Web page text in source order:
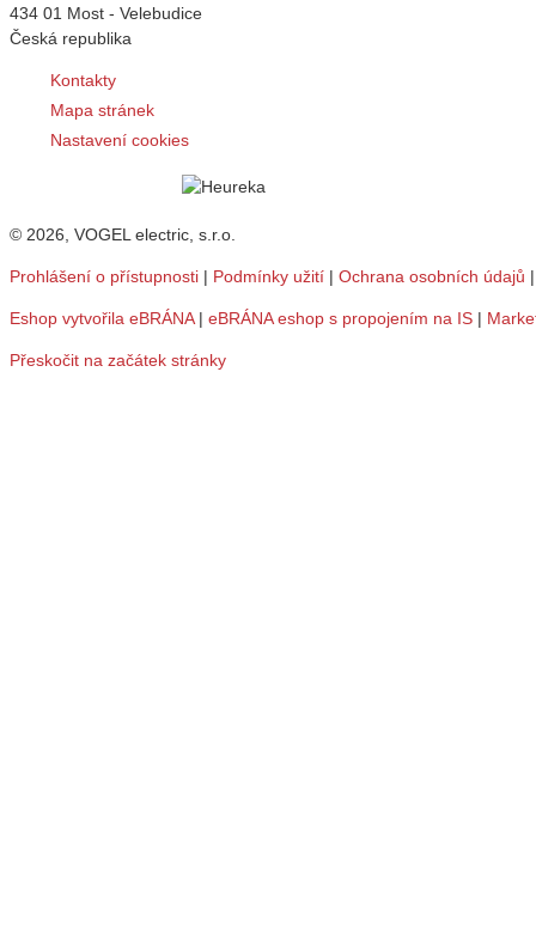
434 01 Most - Velebudice
Česká republika
Kontakty
Mapa stránek
Nastavení cookies
© 2026, VOGEL electric, s.r.o.
Prohlášení o přístupnosti | Podmínky užití | Ochrana osobních údajů
Eshop vytvořila eBRÁNA| eBRÁNA eshop s propojením na IS |
Přeskočit na začátek stránky